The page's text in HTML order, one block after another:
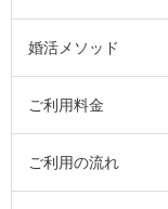
婚活メソッド
ご利用料金
ご利用の流れ